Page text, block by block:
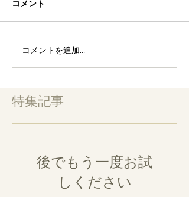
コメント
コメントを追加…
特集記事
後でもう一度お試
しください